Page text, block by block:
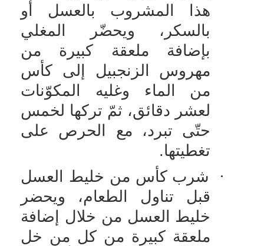
هذا المشروب بالعسل أو
بالسكر، ويحضّر المغلي
بإضافة ملعقة كبيرة من
مهروس الزنجبيل إلى كأس
من الماء وغليه المكوّنات
لعشر دقائق، ثمّ تركها لخمس
حتّى تبرد، مع الحرص على
تغطيتها.
·
شرب كأس من خليط العسل
قبل تناول الطعام، ويحضر
خليط العسل من خلال إضافة
ملعقة كبيرة من كل من خل